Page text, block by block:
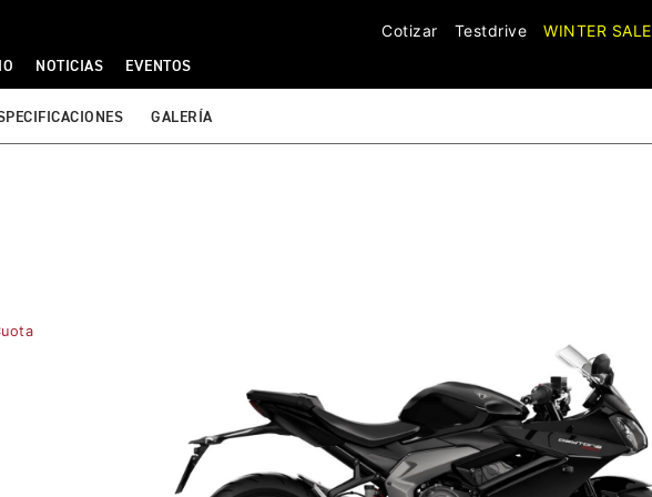
NOTICIAS EVENTOS
Cotizar Testdrive WINTER SALE
GALERÍA